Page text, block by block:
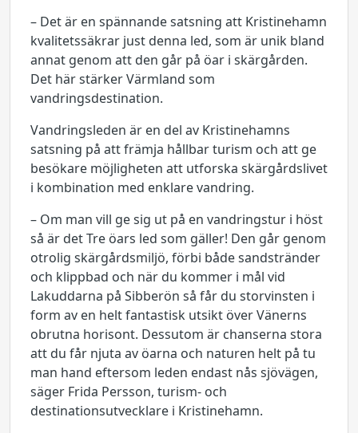
– Det är en spännande satsning att Kristinehamn
kvalitetssäkrar just denna led, som är unik bland
annat genom att den går på öar i skärgården.
Det här stärker Värmland som
vandringsdestination.
Vandringsleden är en del av Kristinehamns
satsning på att främja hållbar turism och att ge
besökare möjligheten att utforska skärgårdslivet
i kombination med enklare vandring.
– Om man vill ge sig ut på en vandringstur i höst
så är det Tre öars led som gäller! Den går genom
otrolig skärgårdsmiljö, förbi både sandstränder
och klippbad och när du kommer i mål vid
Lakuddarna på Sibberön så får du storvinsten i
form av en helt fantastisk utsikt över Vänerns
obrutna horisont. Dessutom är chanserna stora
att du får njuta av öarna och naturen helt på tu
man hand eftersom leden endast nås sjövägen,
säger Frida Persson, turism- och
destinationsutvecklare i Kristinehamn.